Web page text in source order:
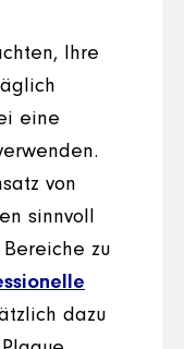
Ihre
eine
von
sinnvoll
zu
dazu